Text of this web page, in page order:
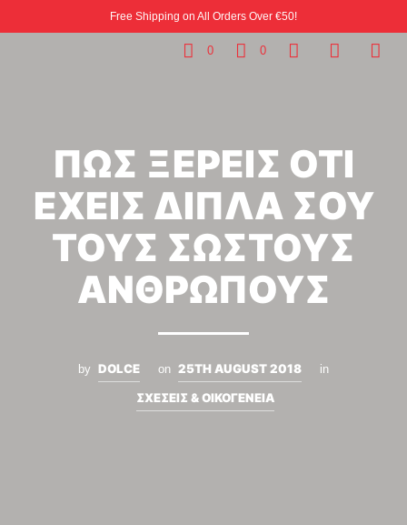
Free Shipping on All Orders Over €50!
0 0
ΠΩΣ ΞΕΡΕΙΣ ΟΤΙ
ΕΧΕΙΣ ΔΙΠΛΑ ΣΟΥ
ΤΟΥΣ ΣΩΣΤΟΥΣ
ΑΝΘΡΩΠΟΥΣ
by DOLCE on 25TH AUGUST 2018 in
ΣΧΕΣΕΙΣ & ΟΙΚΟΓΕΝΕΙΑ